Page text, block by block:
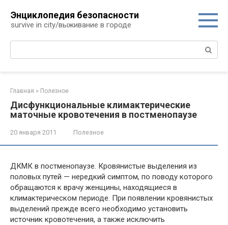
контенту
Энциклопедия безопасности
survive in city/выживание в городе
Поиск:
Главная » Полезное
Дисфункциональные климактерические
маточные кровотечения в постменопаузе
20 января 2011 Полезное
ДКМК в постменопаузе. Кровянистые выделения из
половых путей — нередкий симптом, по поводу которого
обращаются к врачу женщины, находящиеся в
климактерическом периоде. При появлении кровянистых
выделений прежде всего необходимо установить
источник кровотечения, а также исключить